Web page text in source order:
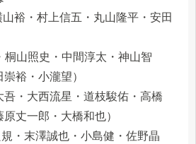
裕・村上信五・丸山隆平・安田
桐山照史・中間淳太・神山智
裕・小瀧望）
吾・大西流星・道枝駿佑・高橋
丈一郎・大橋和也）
・末澤誠也・小島健・佐野晶